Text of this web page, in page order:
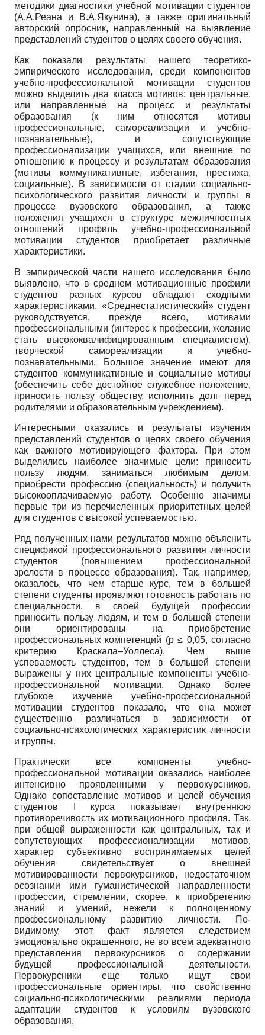
методики диагностики учебной мотивации студентов
(А.А.Реана и В.А.Якунина), а также оригинальный
авторский опросник, направленный на выявление
представлений студентов о целях своего обучения.
Как показали результаты нашего теоретико-
эмпирического исследования, среди компонентов
учебно-профессиональной мотивации студентов
можно выделить два класса мотивов: центральные,
или направленные на процесс и результаты
образования (к ним относятся мотивы
профессиональные, самореализации и учебно-
познавательные), и сопутствующие
профессионализации учащихся, или внешние по
отношению к процессу и результатам образования
(мотивы коммуникативные, избегания, престижа,
социальные). В зависимости от стадии социально-
психологического развития личности и группы в
процессе вузовского образования, а также
положения учащихся в структуре межличностных
отношений профиль учебно-профессиональной
мотивации студентов приобретает различные
характеристики.
В эмпирической части нашего исследования было
выявлено, что в среднем мотивационные профили
студентов разных курсов обладают сходными
характеристиками. «Среднестатистический» студент
руководствуется, прежде всего, мотивами
профессиональными (интерес к профессии, желание
стать высококвалифицированным специалистом),
творческой самореализации и учебно-
познавательными. Большое значение имеют для
студентов коммуникативные и социальные мотивы
(обеспечить себе достойное служебное положение,
приносить пользу обществу, исполнить долг перед
родителями и образовательным учреждением).
Интересными оказались и результаты изучения
представлений студентов о целях своего обучения
как важного мотивирующего фактора. При этом
выделились наиболее значимые цели: приносить
пользу людям, заниматься любимым делом,
приобрести профессию (специальность) и получить
высокооплачиваемую работу. Особенно значимы
первые три из перечисленных приоритетных целей
для студентов с высокой успеваемостью.
Ряд полученных нами результатов можно объяснить
спецификой профессионального развития личности
студентов (повышением профессиональной
зрелости в процессе образования). Так, например,
оказалось, что чем старше курс, тем в большей
степени студенты проявляют готовность работать по
специальности, в своей будущей профессии
приносить пользу людям, и тем в большей степени
они ориентированы на приобретение
профессиональных компетенций (р ≤ 0,05, согласно
критерию Краскала–Уоллеса). Чем выше
успеваемость студентов, тем в большей степени
выражены у них центральные компоненты учебно-
профессиональной мотивации. Однако более
глубокое изучение учебно-профессиональной
мотивации студентов показало, что она может
существенно различаться в зависимости от
социально-психологических характеристик личности
и группы.
Практически все компоненты учебно-
профессиональной мотивации оказались наиболее
интенсивно проявленными у первокурсников.
Однако сопоставление мотивов и целей обучения
студентов I курса показывает внутреннюю
противоречивость их мотивационного профиля. Так,
при общей выраженности как центральных, так и
сопутствующих профессионализации мотивов,
характер субъективно воспринимаемых целей
обучения свидетельствует о внешней
мотивированности первокурсников, недостаточном
осознании ими гуманистической направленности
профессии, стремлении, скорее, к приобретению
знаний и умений, нежели к полноценному
профессиональному развитию личности. По-
видимому, этот факт является следствием
эмоционально окрашенного, не во всем адекватного
представления первокурсников о содержании
будущей профессиональной деятельности.
Первокурсники еще только ищут свои
профессиональные ориентиры, что свойственно
социально-психологическими реалиями периода
адаптации студентов к условиям вузовского
образования.